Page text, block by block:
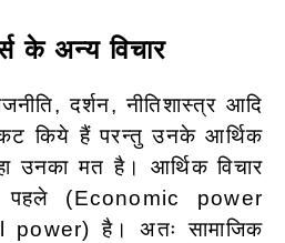
के अन्य विचार
दर्शन, नीतिशास्त्र आदि
किये हैं परन्तु उनके आर्थिक
उनका मत है। आर्थिक विचार
से पहले (Economic power
है। अतः सामाजिक